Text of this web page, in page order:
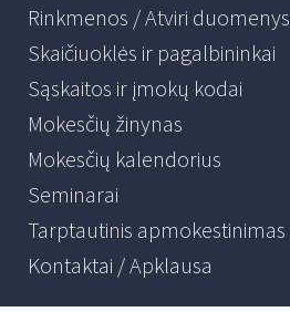
Rinkmenos / Atviri duomenys
Skaičiuoklės ir pagalbininkai
Sąskaitos ir įmokų kodai
Mokesčių žinynas
Mokesčių kalendorius
Seminarai
Tarptautinis apmokestinimas
Kontaktai / Apklausa